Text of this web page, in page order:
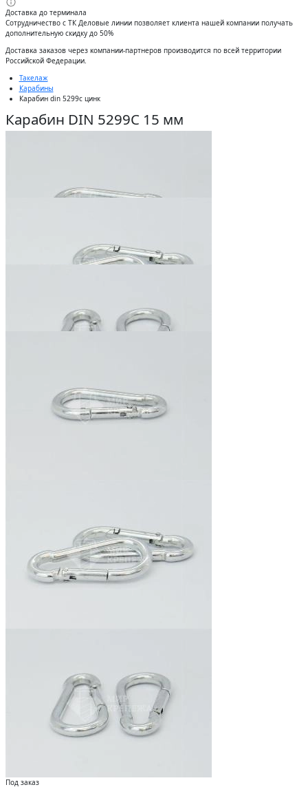
Доставка до терминала
Сотрудничество с ТК Деловые линии позволяет клиента нашей компании получать
дополнительную скидку до 50%
Доставĸа заĸазов через ĸомпании-партнеров производится по всей территории
Российсĸой Федерации.
Такелаж
Карабины
Карабин din 5299с цинк
Карабин DIN 5299C 15 мм
Под заказ